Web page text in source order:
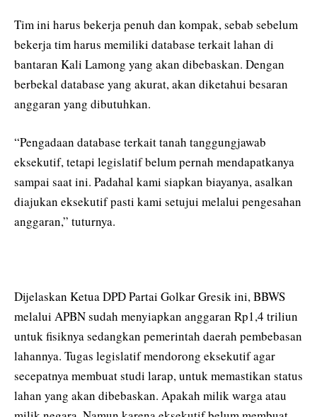
Tim ini harus bekerja penuh dan kompak, sebab sebelum
bekerja tim harus memiliki database terkait lahan di
bantaran Kali Lamong yang akan dibebaskan. Dengan
berbekal database yang akurat, akan diketahui besaran
anggaran yang dibutuhkan.
“Pengadaan database terkait tanah tanggungjawab
eksekutif, tetapi legislatif belum pernah mendapatkanya
sampai saat ini. Padahal kami siapkan biayanya, asalkan
diajukan eksekutif pasti kami setujui melalui pengesahan
anggaran,” tuturnya.
Dijelaskan Ketua DPD Partai Golkar Gresik ini, BBWS
melalui APBN sudah menyiapkan anggaran Rp1,4 triliun
untuk fisiknya sedangkan pemerintah daerah pembebasan
lahannya. Tugas legislatif mendorong eksekutif agar
secepatnya membuat studi larap, untuk memastikan status
lahan yang akan dibebaskan. Apakah milik warga atau